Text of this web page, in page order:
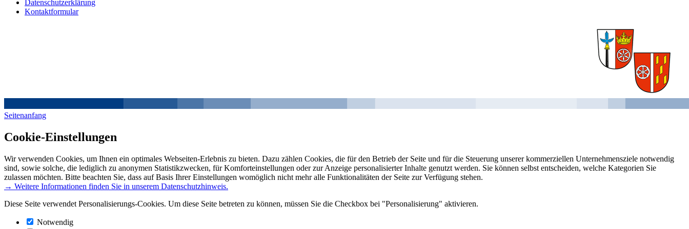
Datenschutzerklärung
Kontaktformular
Seitenanfang
Cookie-Einstellungen
Wir verwenden Cookies, um Ihnen ein optimales Webseiten-Erlebnis zu bieten. Dazu zählen Cookies, die für den Betrieb der Seite und für die Steuerung unserer kommerziellen Unternehmensziele notwendig
sind, sowie solche, die lediglich zu anonymen Statistikzwecken, für Komforteinstellungen oder zur Anzeige personalisierter Inhalte genutzt werden. Sie können selbst entscheiden, welche Kategorien Sie
zulassen möchten. Bitte beachten Sie, dass auf Basis Ihrer Einstellungen womöglich nicht mehr alle Funktionalitäten der Seite zur Verfügung stehen.
→ Weitere Informationen finden Sie in unserem Datenschutzhinweis.
Diese Seite verwendet Personalisierungs-Cookies. Um diese Seite betreten zu können, müssen Sie die Checkbox bei "Personalisierung" aktivieren.
Notwendig